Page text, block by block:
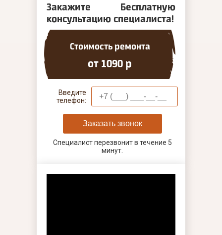
Закажите Бесплатную
консультацию специалиста!
Стоимость ремонта
от 1090 р
Введите
телефон:
Заказать звонок
Специалист перезвонит в течение 5
минут.